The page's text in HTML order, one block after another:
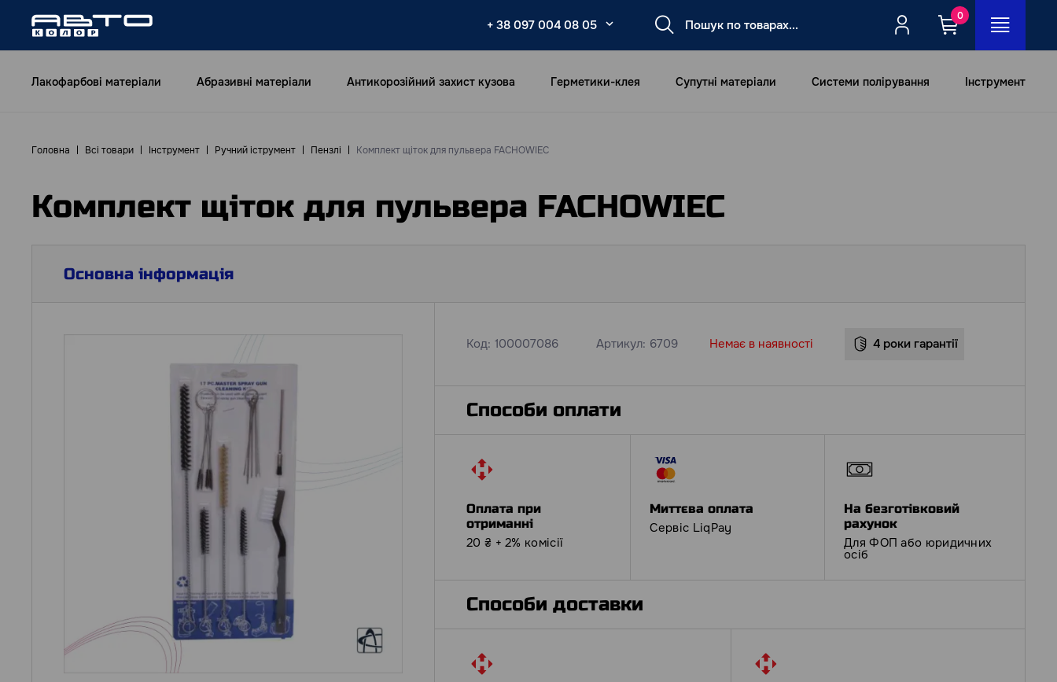
+ 38 097 004 08 05
0
Лакофарбові матеріали Абразивні матеріали Антикорозійний захист кузова Герметики-клея Супутні матеріали Системи полірування Інструмент
Головна Всі товари Інструмент Ручний іструмент Пензлі Комплект щіток для пульвера FACHOWIEC
Комплект щіток для пульвера FACHOWIEC
Основна інформація
Код: 100007086 Артикул: 6709 Немає в наявності 4 роки гарантії
Способи оплати
Оплата при
отриманні
20 ₴ + 2% комісії
Миттєва оплата
Сервіс LiqPay
На безготівковий
рахунок
Для ФОП або юридичних
осіб
Способи доставки